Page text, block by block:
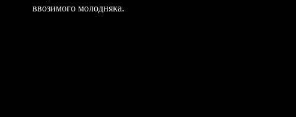
ввозимого молодняка.